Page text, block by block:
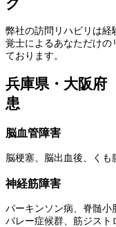
弊社の訪問リハビリは
覚士によるあなただけ
ております。
兵庫県・大阪
患
脳血管障害
脳梗塞、脳出血後、くも
神経筋障害
パーキンソン病、脊髄小
バレー症候群、筋ジスト